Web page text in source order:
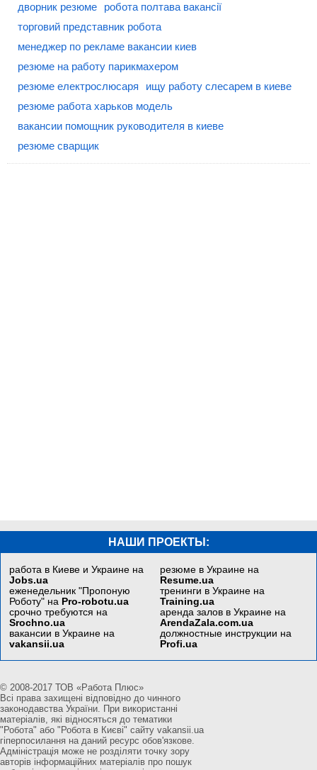
дворник резюме
робота полтава вакансії
торговий представник робота
менеджер по рекламе вакансии киев
резюме на работу парикмахером
резюме електрослюсаря
ищу работу слесарем в киеве
резюме работа харьков модель
вакансии помощник руководителя в киеве
резюме сварщик
НАШИ ПРОЕКТЫ:
работа в Киеве и Украине на
Jobs.ua
еженедельник "Пропоную
Роботу" на Pro-robotu.ua
срочно требуются на
Srochno.ua
вакансии в Украине на
vakansii.ua
резюме в Украине на
Resume.ua
тренинги в Украине на
Training.ua
аренда залов в Украине на
ArendaZala.com.ua
должностные инструкции на
Profi.ua
© 2008-2017 ТОВ «Работа Плюс»
Всі права захищені відповідно до чинного
законодавства України. При використанні
матеріалів, які відносяться до тематики
"Робота" або "Робота в Києві" сайту vakansii.ua
гіперпосилання на даний ресурс обов'язкове.
Адміністрація може не розділяти точку зору
авторів інформаційних матеріалів про пошук